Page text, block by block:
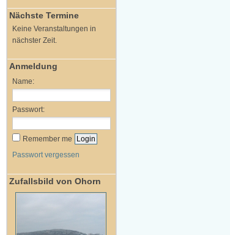
Nächste Termine
Keine Veranstaltungen in
nächster Zeit.
Anmeldung
Name:
Passwort:
Remember me
Passwort vergessen
Zufallsbild von Ohorn